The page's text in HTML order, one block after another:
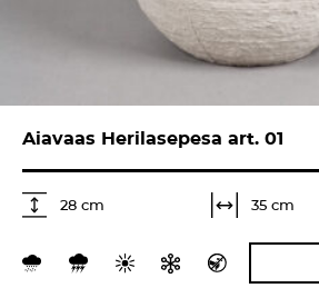
Aiavaas Herilasepesa art. 01
28 cm 35 cm